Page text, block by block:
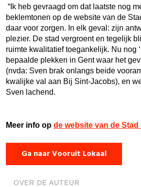
“Ik heb gevraagd om dat laatste nog
beklemtonen op de website van de
daar voor zorgen. In elk geval: zijn
plezier. De stad vergroent en tegelijk
ruimte kwalitatief toegankelijk. Nu nog
bepaalde plekken in Gent waar het
(nvda: Sven brak onlangs beide
kwalijke val aan Bij Sint-Jacobs), en
Sven lachend.
Meer info op de website van de Stad
Ga naar Vooruit Lokaal
OVER DE AUTEUR